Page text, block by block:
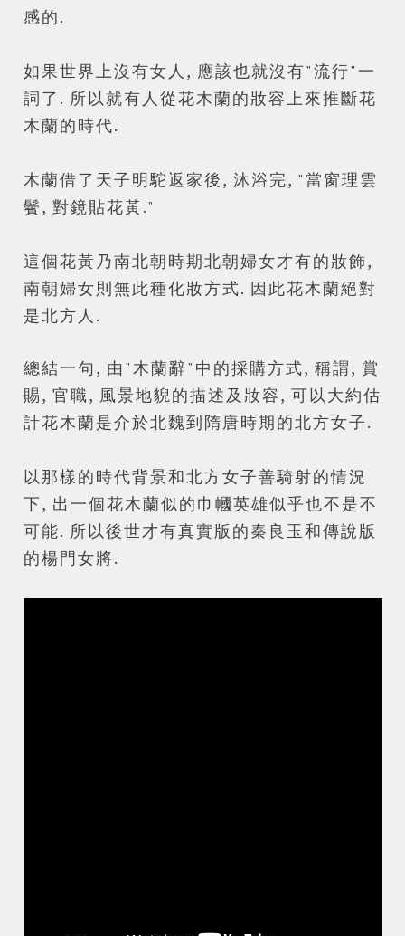
感的.
如果世界上沒有女人, 應該也就沒有"流行"一
詞了. 所以就有人從花木蘭的妝容上來推斷花
木蘭的時代.
木蘭借了天子明駝返家後, 沐浴完, "當窗理雲
鬢, 對鏡貼花黃."
這個花黃乃南北朝時期北朝婦女才有的妝飾,
南朝婦女則無此種化妝方式. 因此花木蘭絕對
是北方人.
總結一句, 由"木蘭辭"中的採購方式, 稱謂, 賞
賜, 官職, 風景地貎的描述及妝容, 可以大約估
計花木蘭是介於北魏到隋唐時期的北方女子.
以那樣的時代背景和北方女子善騎射的情況
下, 出一個花木蘭似的巾幗英雄似乎也不是不
可能. 所以後世才有真實版的秦良玉和傳說版
的楊門女將.